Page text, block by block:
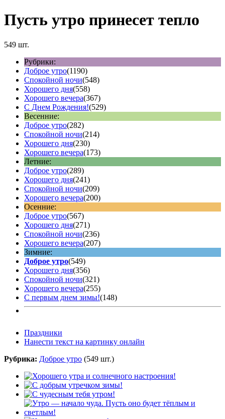
Пусть утро принесет тепло
549 шт.
Рубрики:
Доброе утро(1190)
Спокойной ночи(548)
Хорошего дня(558)
Хорошего вечера(367)
С Днем Рождения!(529)
Весенние:
Доброе утро(282)
Спокойной ночи(214)
Хорошего дня(230)
Хорошего вечера(173)
Летние:
Доброе утро(289)
Хорошего дня(241)
Спокойной ночи(209)
Хорошего вечера(200)
Осенние:
Доброе утро(567)
Хорошего дня(271)
Спокойной ночи(236)
Хорошего вечера(207)
Зимние:
Доброе утро(549)
Хорошего дня(356)
Спокойной ночи(321)
Хорошего вечера(255)
С первым днем зимы!(148)
Праздники
Нанести текст на картинку онлайн
Рубрика: Доброе утро (549 шт.)